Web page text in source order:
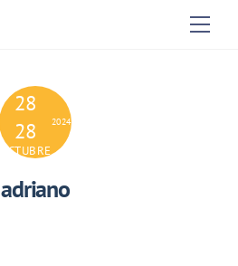
28
28
OCTUBRE
2024
adriano